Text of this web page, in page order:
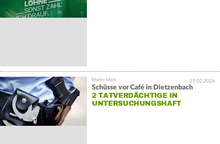
25.02.2026
Schüsse vor Café in Dietzenbach
2 TATVERDÄCHTIGE IN
UNTERSUCHUNGSHAFT